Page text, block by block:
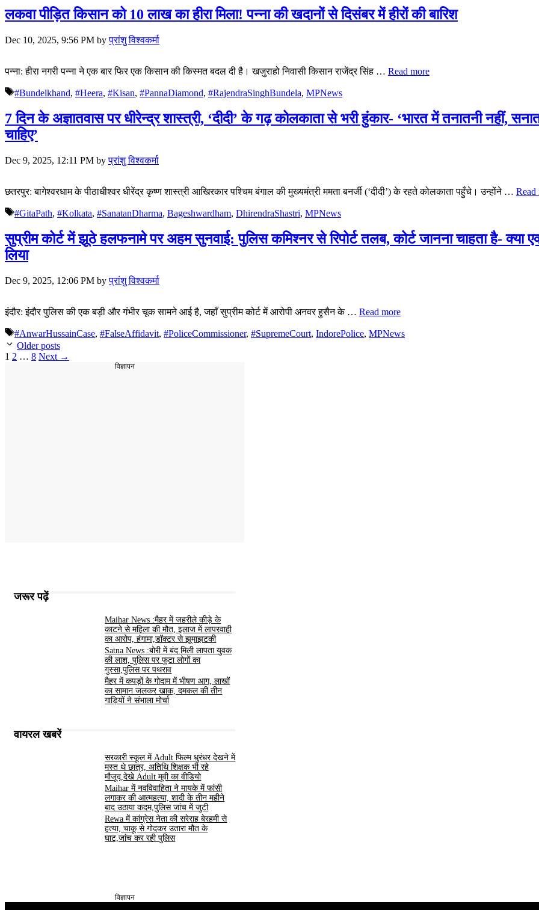
लकवा पीड़ित किसान को 10 लाख का हीरा मिला! पन्ना की खदानों से दिसंबर में हीरों की बारिश
Dec 10, 2025, 9:56 PM byप्रांशु विश्वकर्मा
पन्ना: हीरा नगरी पन्ना ने एक बार फिर एक किसान की किस्मत बदल दी है। खजुराहो निवासी किसान राजेंद्र सिंह … Read more
Tags
#Bundelkhand, #Heera, #Kisan, #PannaDiamond, #RajendraSinghBundela, MPNews
7 दिन के अज्ञातवास पर धीरेन्द्र शास्त्री, ‘दीदी’ के गढ़ कोलकाता से भरी हुंकार- ‘भारत में तनातनी नहीं,
चाहिए’
Dec 9, 2025, 12:11 PM byप्रांशु विश्वकर्मा
छतरपुर: बागेश्वरधाम के पीठाधीश्वर धीरेंद्र कृष्ण शास्त्री आखिरकार पश्चिम बंगाल की मुख्यमंत्री ममता बनर्जी (‘दीदी’) के रहते कोलकाता पहुँचे। उन्होंने … Read
Tags
#GitaPath, #Kolkata, #SanatanDharma, Bageshwardham, DhirendraShastri, MPNews
सुप्रीम कोर्ट में झूठे हलफनामे पर अहम सुनवाई: पुलिस कमिश्नर से रिपोर्ट तलब, कोर्ट जानना चाहता है- क्या
लिया
Dec 9, 2025, 12:06 PM byप्रांशु विश्वकर्मा
इंदौर: इंदौर पुलिस की एक बड़ी और गंभीर चूक सामने आई है, जहाँ सुप्रीम कोर्ट में आरोपी अनवर हुसैन के … Read more
Tags
#AnwarHussainCase, #FalseAffidavit, #PoliceCommissioner, #SupremeCourt, IndorePolice, MPNews
Older posts
Page
1 Page
2 … Page
8 Next →
विज्ञापन
जरूर पढ़ें
Maihar News :मैहर में जहरीले कीड़े के
काटने से महिला की मौत, इलाज में लापरवाही
का आरोप, हंगामा,डॉक्टर से झूमाझटकी
Satna News :बोरी में बंद मिली लापता युवक
की लाश, पुलिस पर फूटा लोगों का
गुस्सा,पुलिस पर पथराव
मैहर में कपड़ों के गोदाम में भीषण आग, लाखों
का सामान जलकर खाक, दमकल की तीन
गाड़ियों ने संभाला मोर्चा
वायरल खबरें
सरकारी स्कूल में Adult फिल्म धुरंधर देखने में
मस्त थे छात्र, अतिथि शिक्षक भी रहे
मौजूद,देखे Adult मूवी का वीडियो
Maihar में नवविवाहिता ने मायके में फांसी
लगाकर की आत्महत्या, शादी के तीन महीने
बाद उठाया कदम,पुलिस जांच में जुटी
Rewa में कांग्रेस नेता की सरेराह बेरहमी से
हत्या, चाकू से गोदकर उतारा मौत के
घाट,जांच कर रही पुलिस
विज्ञापन